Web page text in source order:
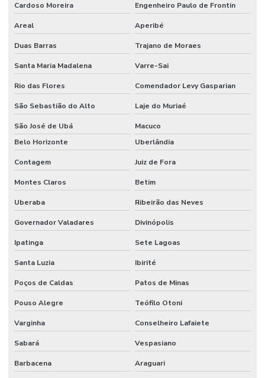
Cardoso Moreira Engenheiro Paulo de Frontin
Areal Aperibé
Duas Barras Trajano de Moraes
Santa Maria Madalena Varre-Sai
Rio das Flores Comendador Levy Gasparian
São Sebastião do Alto Laje do Muriaé
São José de Ubá
Macuco
Belo Horizonte
Uberlândia
Contagem Juiz de Fora
Montes Claros Betim
Uberaba Ribeirão das Neves
Governador Valadares Divinópolis
Ipatinga Sete Lagoas
Santa Luzia Ibirité
Poços de Caldas Patos de Minas
Pouso Alegre Teófilo Otoni
Varginha Conselheiro Lafaiete
Sabará Vespasiano
Barbacena Araguari